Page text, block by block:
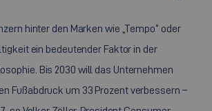
hinter den Marken wie „Tempo“ oder
ein bedeutender Faktor in der
Bis 2030 will das Unternehmen
Fußabdruck um 33 Prozent verbessern –